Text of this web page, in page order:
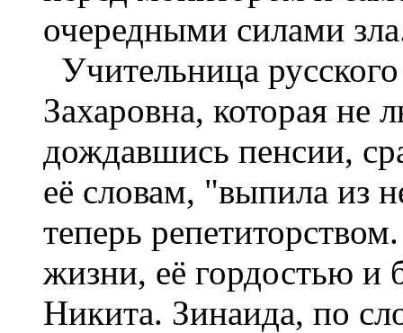
очередными силами
Учительница
Захаровна, которая не
дождавшись пенсии,
её словам, "выпила из
теперь
жизни, её гордостью и
Никита. Зинаида, по